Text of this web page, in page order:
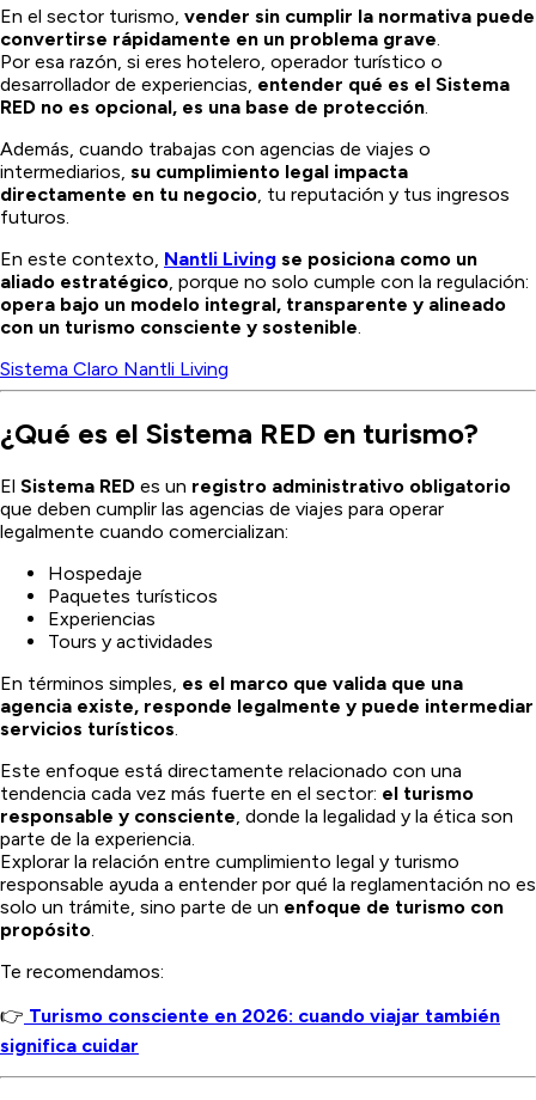
En el sector turismo, vender sin cumplir la normativa puede
convertirse rápidamente en un problema grave.
Por esa razón, si eres hotelero, operador turístico o
desarrollador de experiencias, entender qué es el Sistema
RED no es opcional, es una base de protección.
Además, cuando trabajas con agencias de viajes o
intermediarios, su cumplimiento legal impacta
directamente en tu negocio, tu reputación y tus ingresos
futuros.
En este contexto, Nantli Living se posiciona como un
aliado estratégico, porque no solo cumple con la regulación:
opera bajo un modelo integral, transparente y alineado
con un turismo consciente y sostenible.
Sistema Claro Nantli Living
¿Qué es el Sistema RED en turismo?
El Sistema RED es un registro administrativo obligatorio
que deben cumplir las agencias de viajes para operar
legalmente cuando comercializan:
Hospedaje
Paquetes turísticos
Experiencias
Tours y actividades
En términos simples, es el marco que valida que una
agencia existe, responde legalmente y puede intermediar
servicios turísticos.
Este enfoque está directamente relacionado con una
tendencia cada vez más fuerte en el sector: el turismo
responsable y consciente, donde la legalidad y la ética son
parte de la experiencia.
Explorar la relación entre cumplimiento legal y turismo
responsable ayuda a entender por qué la reglamentación no es
solo un trámite, sino parte de un enfoque de turismo con
propósito.
Te recomendamos:
👉 Turismo consciente en 2026: cuando viajar también
significa cuidar